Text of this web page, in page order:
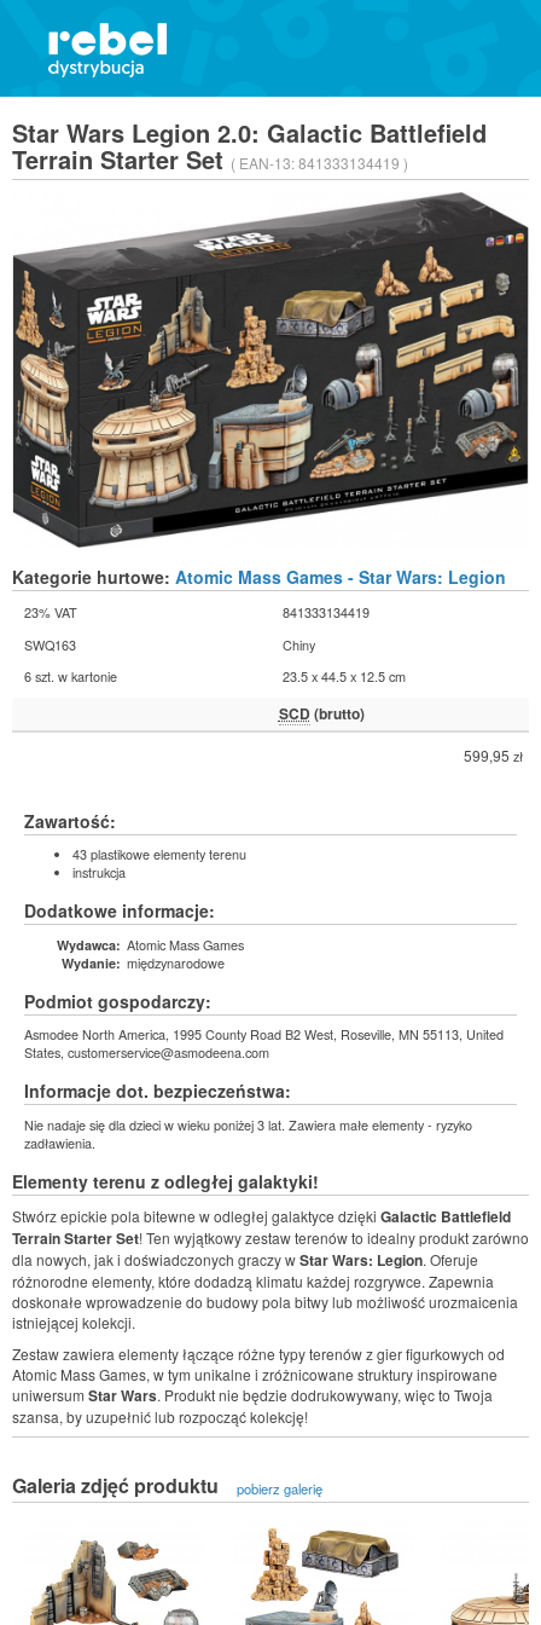
Star Wars Legion 2.0: Galactic Battlefield
Terrain Starter Set ( EAN-13:841333134419 )
Kategorie hurtowe: Atomic Mass Games - Star Wars: Legion
23% VAT
841333134419
SWQ163
Chiny
6 szt. w kartonie
23.5 x 44.5 x 12.5 cm
SCD (brutto)
599,95 zł
Zawartość:
43 plastikowe elementy terenu
instrukcja
Dodatkowe informacje:
Wydawca: Atomic Mass Games
Wydanie: międzynarodowe
Podmiot gospodarczy:
Asmodee North America, 1995 County Road B2 West, Roseville, MN 55113, United
States, customerservice@asmodeena.com
Informacje dot. bezpieczeństwa:
Nie nadaje się dla dzieci w wieku poniżej 3 lat. Zawiera małe elementy - ryzyko
zadławienia.
Elementy terenu z odległej galaktyki!
Stwórz epickie pola bitewne w odległej galaktyce dzięki Galactic Battlefield
Terrain Starter Set! Ten wyjątkowy zestaw terenów to idealny produkt zarówno
dla nowych, jak i doświadczonych graczy wStar Wars: Legion. Oferuje
różnorodne elementy, które dodadzą klimatu każdej rozgrywce. Zapewnia
doskonałe wprowadzenie do budowy pola bitwy lub możliwość urozmaicenia
istniejącej kolekcji.
Zestaw zawiera elementy łączące różne typy terenów z gier figurkowych od
Atomic Mass Games, w tym unikalne i zróżnicowane struktury inspirowane
uniwersum Star Wars. Produkt nie będzie dodrukowywany, więc to Twoja
szansa, by uzupełnić lub rozpocząć kolekcję!
Galeria zdjęć produktu pobierz galerię